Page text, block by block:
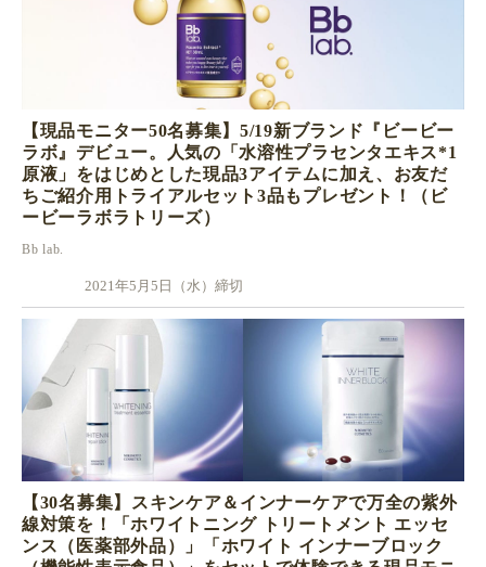
【現品モニター50名募集】5/19新ブランド『ビービー
ラボ』デビュー。人気の「水溶性プラセンタエキス*1
原液」をはじめとした現品3アイテムに加え、お友だ
ちご紹介用トライアルセット3品もプレゼント！（ビ
ービーラボラトリーズ）
Bb lab.
2021年5月5日（水）締切
【30名募集】スキンケア＆インナーケアで万全の紫外
線対策を！「ホワイトニング トリートメント エッセ
ンス（医薬部外品）」「ホワイト インナーブロック